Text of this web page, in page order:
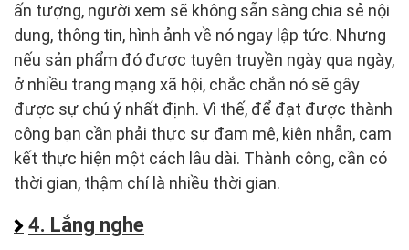
ấn tượng, người xem sẽ không sẵn sàng chia sẻ nội
dung, thông tin, hình ảnh về nó ngay lập tức. Nhưng
nếu sản phẩm đó được tuyên truyền ngày qua ngày,
ở nhiều trang mạng xã hội, chắc chắn nó sẽ gây
được sự chú ý nhất định. Vì thế, để đạt được thành
công bạn cần phải thực sự đam mê, kiên nhẫn, cam
kết thực hiện một cách lâu dài. Thành công, cần có
thời gian, thậm chí là nhiều thời gian.
4. Lắng nghe